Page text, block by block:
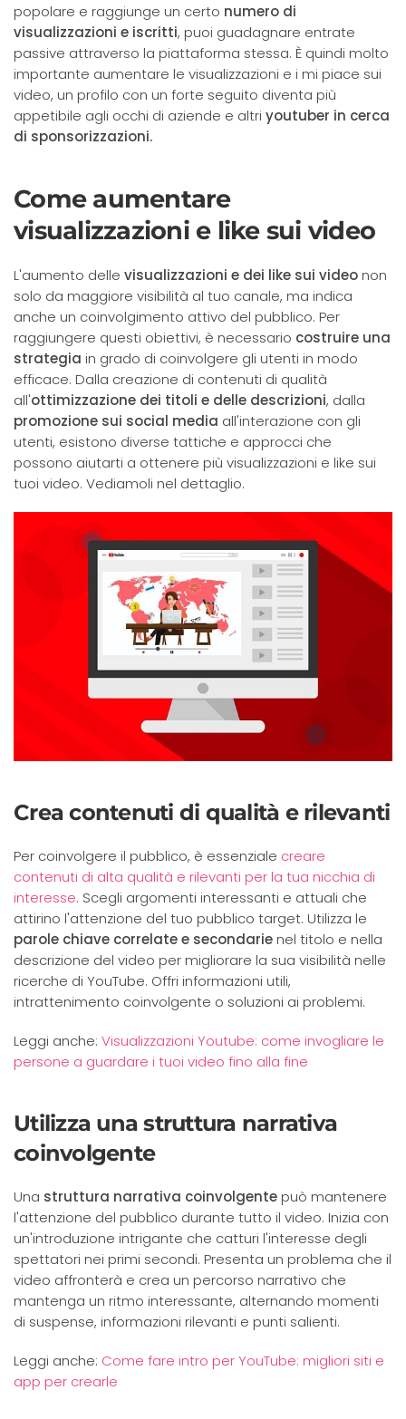
popolare e raggiunge un certo numero di
visualizzazioni e iscritti, puoi guadagnare entrate
passive attraverso la piattaforma stessa. È quindi molto
importante aumentare le visualizzazioni e i mi piace sui
video, un profilo con un forte seguito diventa più
appetibile agli occhi di aziende e altri youtuber in cerca
di sponsorizzazioni.
Come aumentare
visualizzazioni e like sui video
L'aumento delle visualizzazioni e dei like sui videonon
solo da maggiore visibilità al tuo canale, ma indica
anche un coinvolgimento attivo del pubblico. Per
raggiungere questi obiettivi, è necessario costruire una
strategia in grado di coinvolgere gli utenti in modo
efficace. Dalla creazione di contenuti di qualità
all'ottimizzazione dei titoli e delle descrizioni, dalla
promozione sui social media all'interazione con gli
utenti, esistono diverse tattiche e approcci che
possono aiutarti a ottenere più visualizzazioni e like sui
tuoi video. Vediamoli nel dettaglio.
Crea contenuti di qualità e rilevanti
Per coinvolgere il pubblico, è essenziale creare
contenuti di alta qualità e rilevanti per la tua nicchia di
interesse. Scegli argomenti interessanti e attuali che
attirino l'attenzione del tuo pubblico target. Utilizza le
parole chiave correlate e secondarienel titolo e nella
descrizione del video per migliorare la sua visibilità nelle
ricerche di YouTube. Offri informazioni utili,
intrattenimento coinvolgente o soluzioni ai problemi.
Leggi anche: Visualizzazioni Youtube: come invogliare le
persone a guardare i tuoi video fino alla fine
Utilizza una struttura narrativa
coinvolgente
Una struttura narrativa coinvolgentepuò mantenere
l'attenzione del pubblico durante tutto il video. Inizia con
un'introduzione intrigante che catturi l'interesse degli
spettatori nei primi secondi. Presenta un problema che il
video affronterà e crea un percorso narrativo che
mantenga un ritmo interessante, alternando momenti
di suspense, informazioni rilevanti e punti salienti.
Leggi anche: Come fare intro per YouTube: migliori siti e
app per crearle